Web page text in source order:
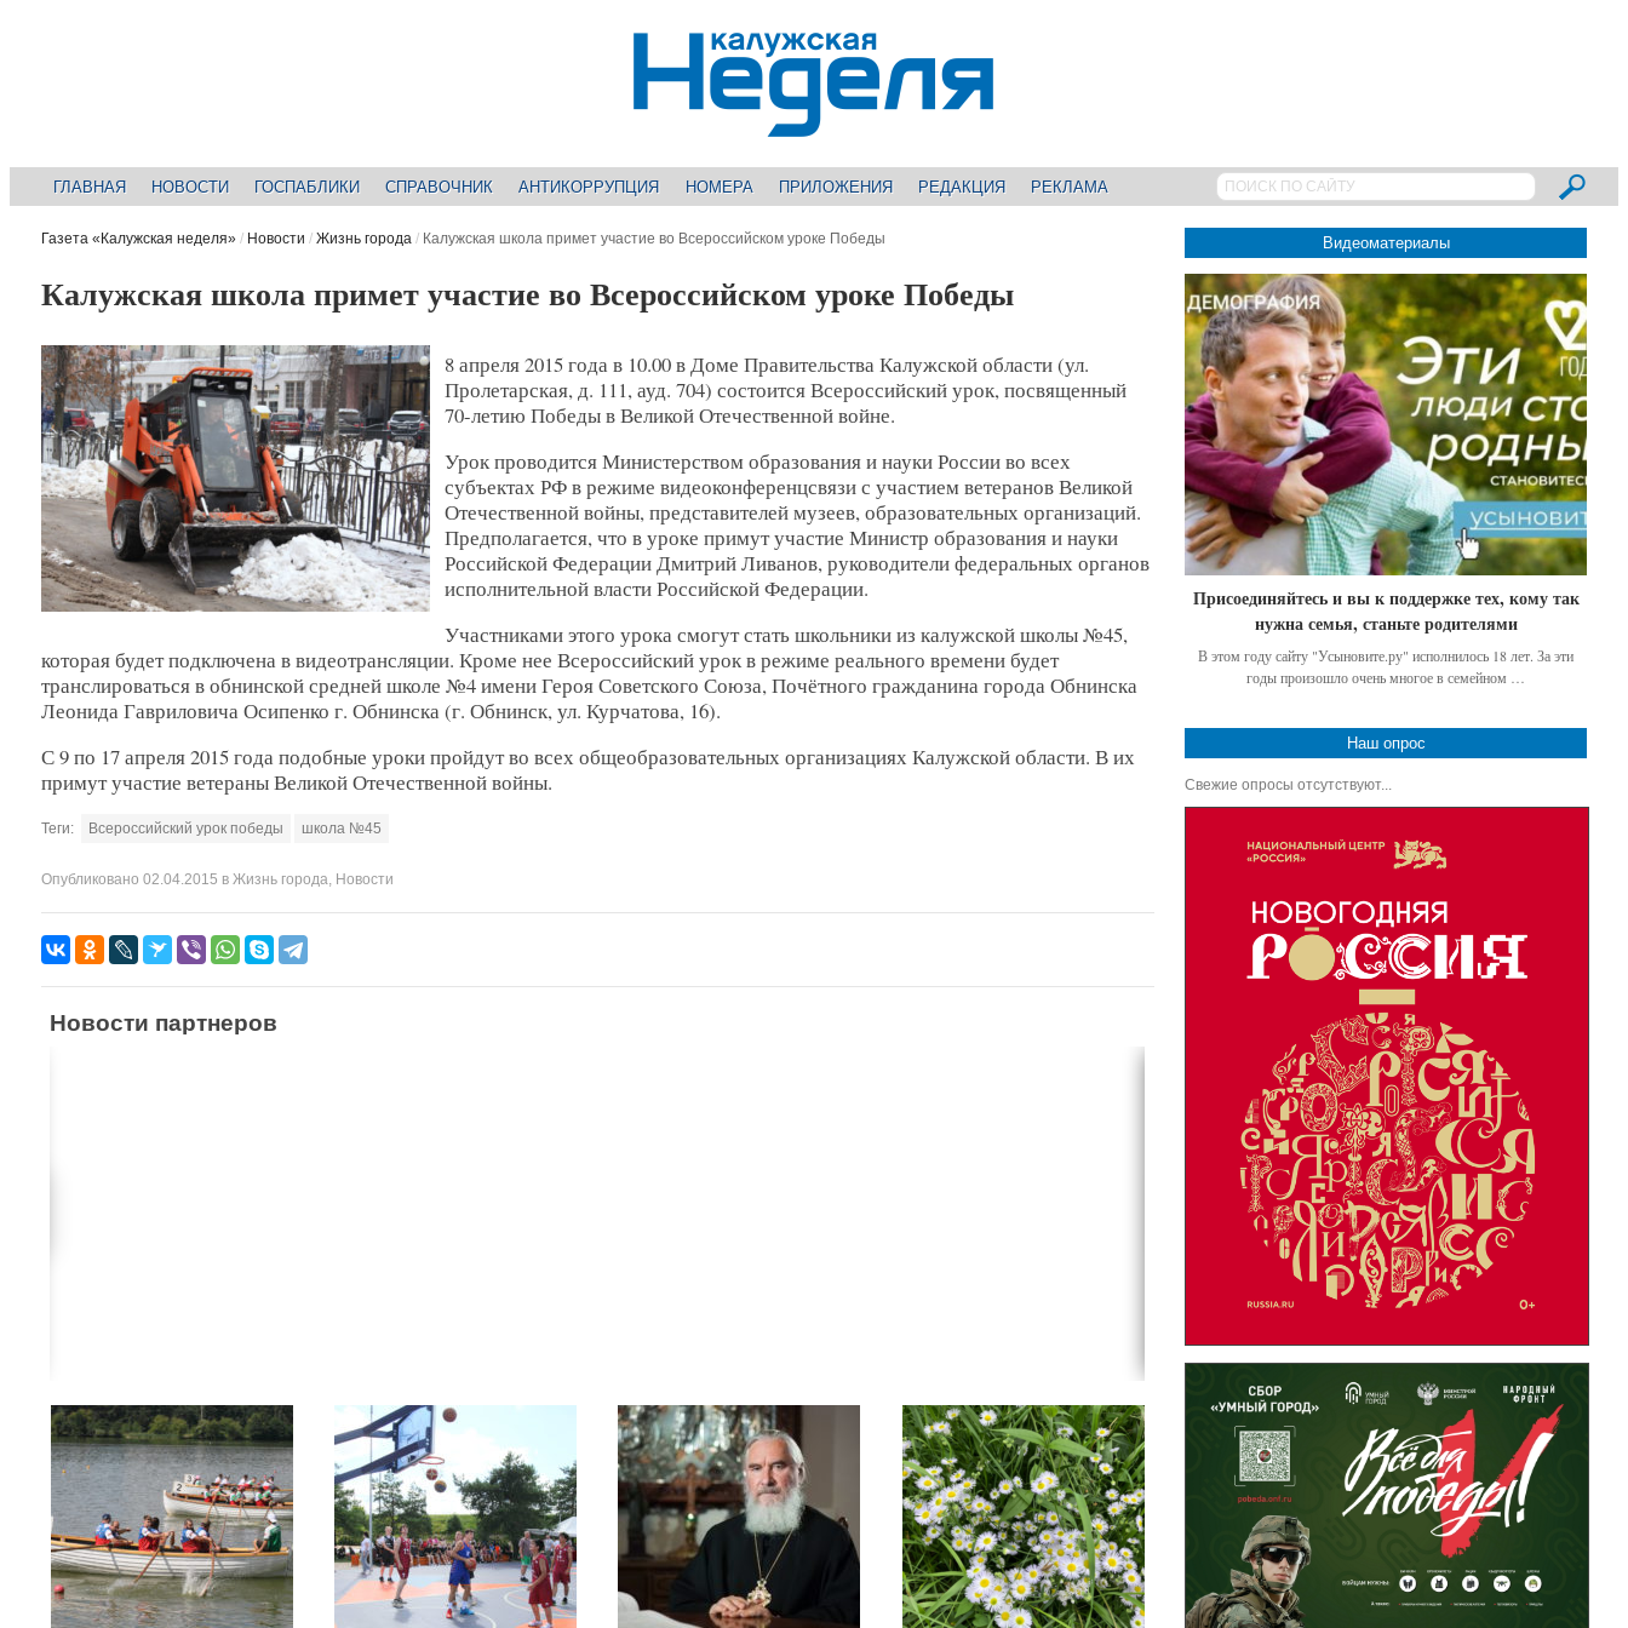
ГЛАВНАЯ НОВОСТИ ГОСПАБЛИКИ СПРАВОЧНИК АНТИКОРРУПЦИЯ НОМЕРА ПРИЛОЖЕНИЯ РЕДАКЦИЯ РЕКЛАМА
Газета «Калужская неделя» / Новости / Жизнь города / Калужская школа примет участие во Всероссийском уроке Победы
Калужская школа примет участие во Всероссийском уроке Победы
8 апреля 2015 года в 10.00 в Доме Правительства Калужской области (ул.
Пролетарская, д. 111, ауд. 704) состоится Всероссийский урок, посвященный
70-летию Победы в Великой Отечественной войне.
Урок проводится Министерством образования и науки России во всех
субъектах РФ в режиме видеоконференцсвязи с участием ветеранов Великой
Отечественной войны, представителей музеев, образовательных организаций.
Предполагается, что в уроке примут участие Министр образования и науки
Российской Федерации Дмитрий Ливанов, руководители федеральных органов
исполнительной власти Российской Федерации.
Участниками этого урока смогут стать школьники из калужской школы №45,
которая будет подключена в видеотрансляции. Кроме нее Всероссийский урок в режиме реального времени будет
транслироваться в обнинской средней школе №4 имени Героя Советского Союза, Почётного гражданина города Обнинска
Леонида Гавриловича Осипенко г. Обнинска (г. Обнинск, ул. Курчатова, 16).
С 9 по 17 апреля 2015 года подобные уроки пройдут во всех общеобразовательных организациях Калужской области. В их
примут участие ветераны Великой Отечественной войны.
Теги: Всероссийский урок победы школа №45
Опубликовано 02.04.2015 в Жизнь города, Новости
Новости партнеров
Видеоматериалы
Присоединяйтесь и вы к поддержке тех, кому так
нужна семья, станьте родителями
В этом году сайту "Усыновите.ру" исполнилось 18 лет. За эти
годы произошло очень многое в семейном …
Наш опрос
Свежие опросы отсутствуют...